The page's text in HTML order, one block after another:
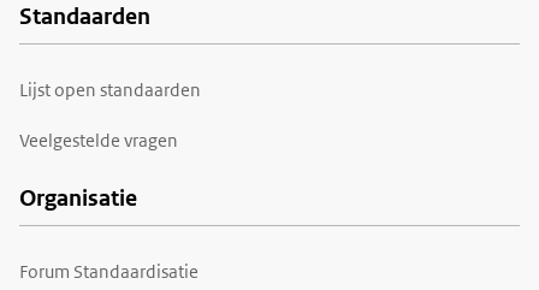
Voet
Standaarden
Lijst open standaarden
Veelgestelde vragen
Organisatie
Forum Standaardisatie